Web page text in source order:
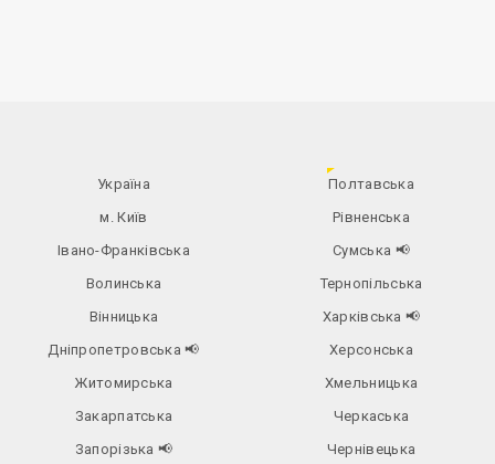
Україна
м. Київ
Івано-Франківська
Волинська
Вінницька
Дніпропетровська📢
Житомирська
Закарпатська
Запорізька 📢
Полтавська
Рівненська
Сумська 📢
Тернопільська
Харківська 📢
Херсонська
Хмельницька
Черкаська
Чернівецька